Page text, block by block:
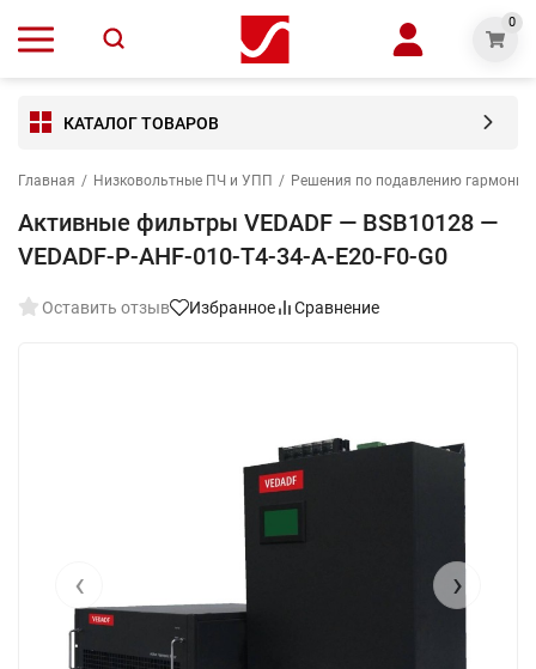
0
КАТАЛОГ ТОВАРОВ
Главная / Низковольтные ПЧ и УПП / Решения по подавлению
Активные фильтры VEDADF — BSB10128 —
VEDADF-P-AHF-010-T4-34-A-E20-F0-G0
Оставить отзыв Избранное Сравнение
‹ ›